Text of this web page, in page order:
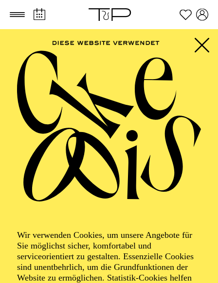
Zum Hauptinhalt springen Zum Footer springen
Wir verwenden Cookies, um unsere Angebote für
Sie möglichst sicher, komfortabel und
serviceorientiert zu gestalten. Essenzielle Cookies
sind unentbehrlich, um die Grundfunktionen der
Website zu ermöglichen. Statistik-Cookies helfen